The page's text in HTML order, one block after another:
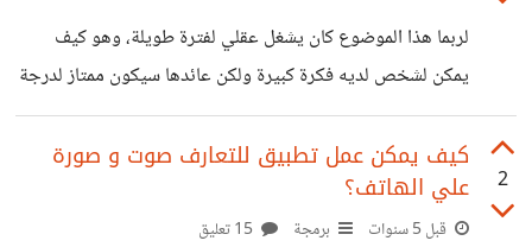
اي برمجة مرة واحدة فقط. ٣- ماهي التقنيات الاخري التي
سأحتاجها لجعل التطبيق بافضل صورة ممكنة. ٤- كيف اضع
عضوية مدفوعة
لربما هذا الموضوع كان يشغل عقلي لفترة طويلة، وهو كيف
يمكن لشخص لديه فكرة كبيرة ولكن عائدها سيكون ممتاز لدرجة
كبيرة ان نجحت هذه الفكرة، ان كان من الناحية المادية أو الفائدة
للمجتمع ولربما للعالم كله. لكن سيكون من الصعب جدا علي
شخص واحد تنفيذ هذه الفكرة وحده، فكيف يمكن له توظيف
اشخاص اخرين يعملون معه علي هذه الفكرة او بمعني اخر كيف
2
كيف يمكن عمل تطبيق للتعارف صوت و صورة
علي الهاتف؟
قبل 5 سنوات برمجة